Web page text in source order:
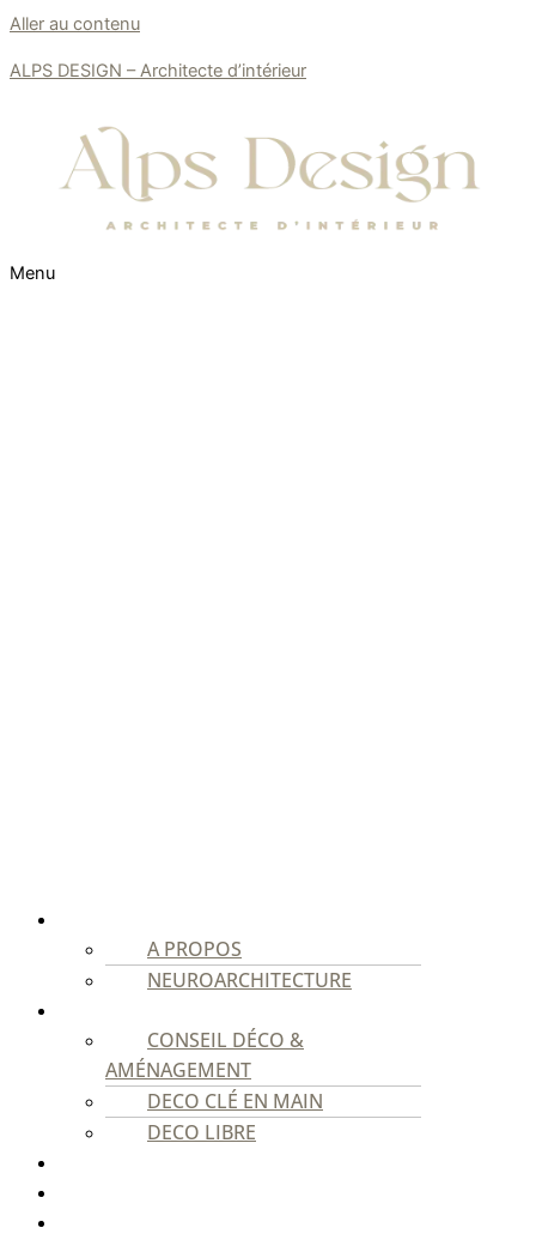
Aller au contenu
ALPS DESIGN – Architecte d’intérieur
Menu
A PROPOS
NEUROARCHITECTURE
CONSEIL DÉCO &
AMÉNAGEMENT
DECO CLÉ EN MAIN
DECO LIBRE